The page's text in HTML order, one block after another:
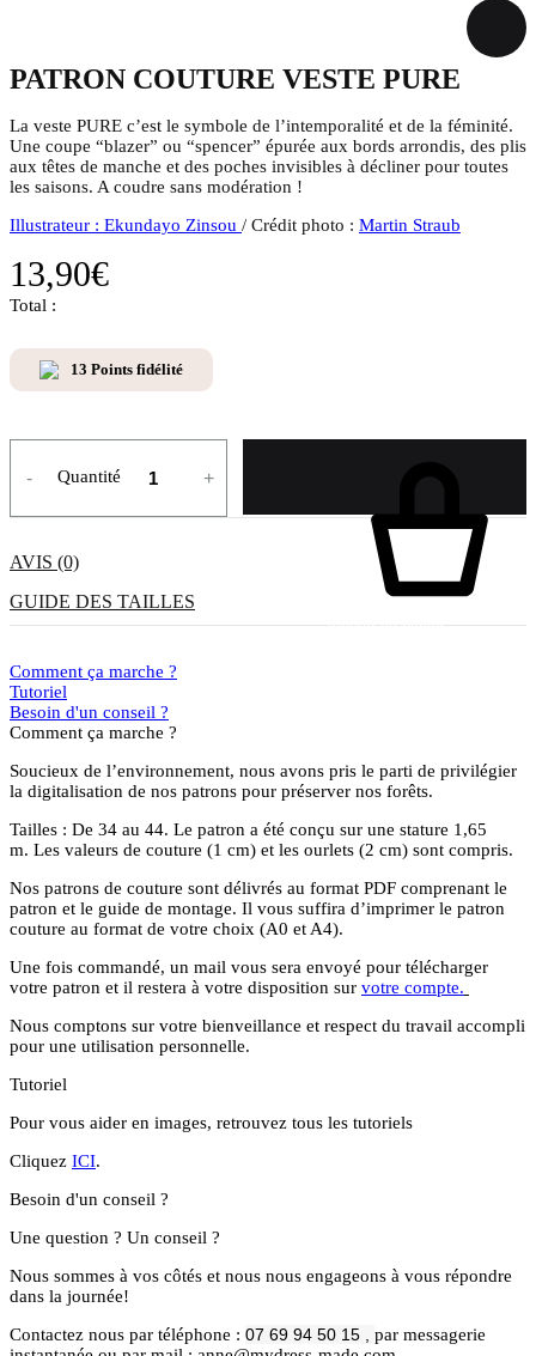
PATRON COUTURE VESTE PURE
La veste PURE c’est le symbole de l’intemporalité et de la féminité.
Une coupe “blazer” ou “spencer” épurée aux bords arrondis, des plis
aux têtes de manche et des poches invisibles à décliner pour toutes
les saisons. A coudre sans modération !
Illustrateur : Ekundayo Zinsou / Crédit photo : Martin Straub
13,90€
13 Points fidélité
- Quantité +
Ajouter au panier
Total :
AVIS (0)
GUIDE DES TAILLES
Comment ça marche ?
Tutoriel
Besoin d'un conseil ?
Comment ça marche ?
Soucieux de l’environnement, nous avons pris le parti de privilégier
la digitalisation de nos patrons pour préserver nos forêts.
Tailles : De 34 au 44. Le patron a été conçu sur une stature 1,65
m. Les valeurs de couture (1 cm) et les ourlets (2 cm) sont compris.
Nos patrons de couture sont délivrés au format PDF comprenant le
patron et le guide de montage. Il vous suffira d’imprimer le patron
couture au format de votre choix (A0 et A4).
Une fois commandé, un mail vous sera envoyé pour télécharger
votre patron et il restera à votre disposition sur votre compte.
Nous comptons sur votre bienveillance et respect du travail accompli
pour une utilisation personnelle.
Tutoriel
Pour vous aider en images, retrouvez tous les tutoriels
Cliquez ICI.
Besoin d'un conseil ?
Une question ? Un conseil ?
Nous sommes à vos côtés et nous nous engageons à vous répondre
dans la journée!
Contactez nous par téléphone : 07 69 94 50 15 , par messagerie